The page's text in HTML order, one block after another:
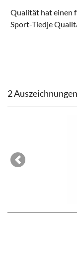
Qualität hat einen
Sport-Tiedje
2 Auszeichnungen
Previous